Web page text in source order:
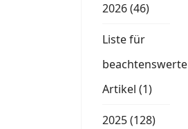
2026 (46)
Liste für
beachtenswerte
Artikel (1)
2025 (128)